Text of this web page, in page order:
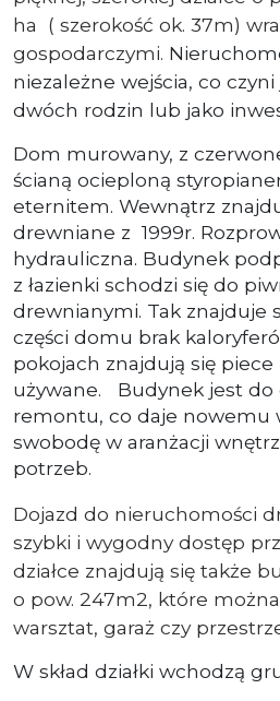
ha ( szerokość ok. 37m)
gospodarczymi.
niezależne wejścia, co
dwóch rodzin lub jako
Dom murowany, z
ścianą ocieploną
eternitem. Wewnątrz
drewniane z 1999r.
hydrauliczna. Budynek
z łazienki schodzi się do
drewnianymi. Tak znajduje
części domu brak
pokojach znajdują się
używane. Budynek jest do
remontu, co daje nowemu
swobodę w aranżacji
potrzeb.
Dojazd do nieruchomości
szybki i wygodny dostęp
działce znajdują się także
o pow. 247m2, które
warsztat, garaż czy
W skład działki wchodzą